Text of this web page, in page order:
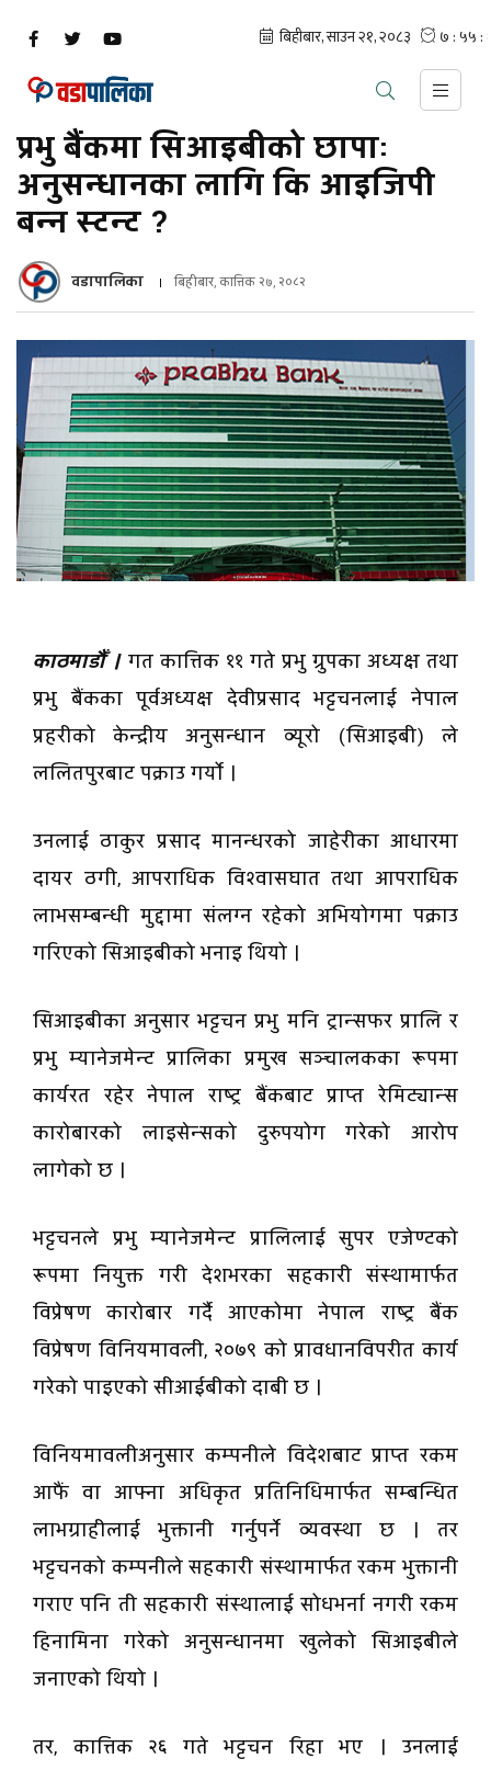
प्रभु बैंकमा सिआइबीको छापाः
अनुसन्धानका लागि कि आइजिपी
बन्न स्टन्ट ?
वडापालिका बिहीबार, कात्तिक २७, २०८२
काठमाडौँ । गत कात्तिक ११ गते प्रभु ग्रुपका अध्यक्ष तथा
प्रभु बैंकका पूर्वअध्यक्ष देवीप्रसाद भट्टचनलाई नेपाल
प्रहरीको केन्द्रीय अनुसन्धान व्यूरो (सिआइबी) ले
ललितपुरबाट पक्राउ गर्यो ।
उनलाई ठाकुर प्रसाद मानन्धरको जाहेरीका आधारमा
दायर ठगी, आपराधिक विश्वासघात तथा आपराधिक
लाभसम्बन्धी मुद्दामा संलग्न रहेको अभियोगमा पक्राउ
गरिएको सिआइबीको भनाइ थियो ।
सिआइबीका अनुसार भट्टचन प्रभु मनि ट्रान्सफर प्रालि र
प्रभु म्यानेजमेन्ट प्रालिका प्रमुख सञ्चालकका रूपमा
कार्यरत रहेर नेपाल राष्ट्र बैंकबाट प्राप्त रेमिट्यान्स
कारोबारको लाइसेन्सको दुरुपयोग गरेको आरोप
लागेको छ ।
भट्टचनले प्रभु म्यानेजमेन्ट प्रालिलाई सुपर एजेण्टको
रूपमा नियुक्त गरी देशभरका सहकारी संस्थामार्फत
विप्रेषण कारोबार गर्दै आएकोमा नेपाल राष्ट्र बैंक
विप्रेषण विनियमावली, २०७९ को प्रावधानविपरीत कार्य
गरेको पाइएको सीआईबीको दाबी छ ।
विनियमावलीअनुसार कम्पनीले विदेशबाट प्राप्त रकम
आफैं वा आफ्ना अधिकृत प्रतिनिधिमार्फत सम्बन्धित
लाभग्राहीलाई भुक्तानी गर्नुपर्ने व्यवस्था छ । तर
भट्टचनको कम्पनीले सहकारी संस्थामार्फत रकम भुक्तानी
गराए पनि ती सहकारी संस्थालाई सोधभर्ना नगरी रकम
हिनामिना गरेको अनुसन्धानमा खुलेको सिआइबीले
जनाएको थियो ।
तर, कात्तिक २६ गते भट्टचन रिहा भए । उनलाई